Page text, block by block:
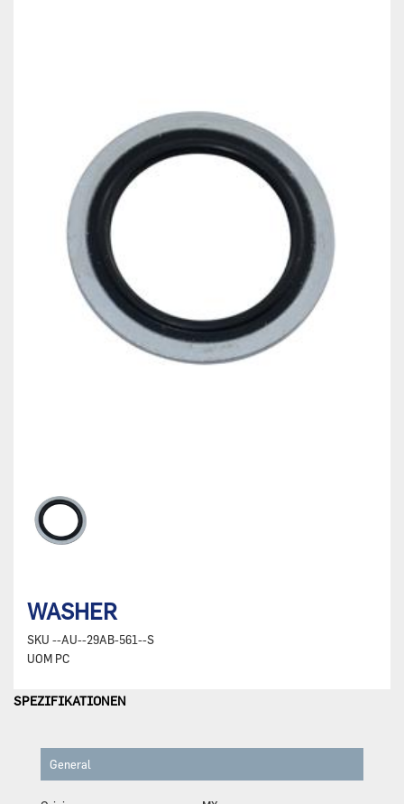
WASHER
SKU --AU--29AB-561--S
UOM PC
SPEZIFIKATIONEN
General